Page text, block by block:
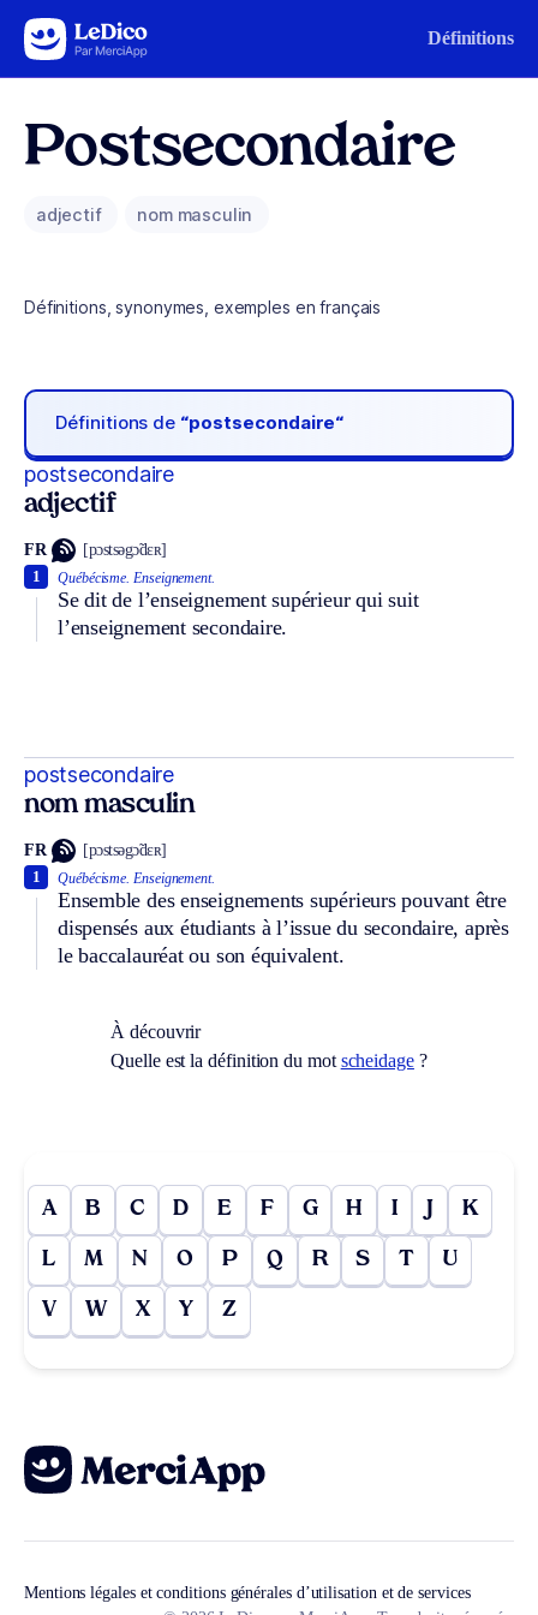
Aller au contenu Définitions
Postsecondaire
adjectif nom masculin
Définitions, synonymes, exemples en français
Définitions de “postsecondaire“
postsecondaire
adjectif
FR [pɔstsəgɔ̃dɛʀ]
Québécisme. Enseignement.
Se dit de l’enseignement supérieur qui suit
l’enseignement secondaire.
1
postsecondaire
nom masculin
FR [pɔstsəgɔ̃dɛʀ]
Québécisme. Enseignement.
Ensemble des enseignements supérieurs pouvant être
dispensés aux étudiants à l’issue du secondaire, après
le baccalauréat ou son équivalent.
1
À découvrir
Quelle est la définition du mot scheidage?
A B C D E F G H I J K
L M N O P Q R S T U
V W X Y Z
Mentions légales et conditions générales d’utilisation et de services